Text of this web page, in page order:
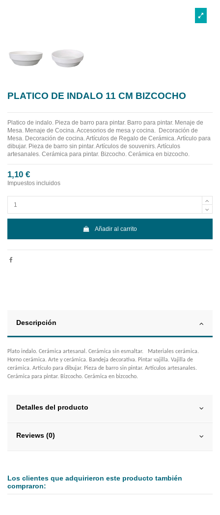
PLATICO DE INDALO 11 CM BIZCOCHO
Platico de indalo. Pieza de barro para pintar. Barro para pintar. Menaje de
Mesa. Menaje de Cocina. Accesorios de mesa y cocina. Decoración de
Mesa. Decoración de cocina. Artículos de Regalo de Cerámica. Artículo para
dibujar. Pieza de barro sin pintar. Artículos de souvenirs. Artículos
artesanales. Cerámica para pintar. Bizcocho. Cerámica en bizcocho.
1,10 €
Impuestos incluidos
Añadir al carrito
Descripción
Plato indalo. Cerámica artesanal. Cerámica sin esmaltar. Materiales cerámica.
Horno cerámica. Arte y cerámica. Bandeja decorativa. Pintar vajilla. Vajilla de
cerámica. Artículo para dibujar. Pieza de barro sin pintar. Artículos artesanales.
Cerámica para pintar. Bizcocho. Cerámica en bizcocho.
Detalles del producto
Reviews (0)
Los clientes que adquirieron este producto también
compraron: